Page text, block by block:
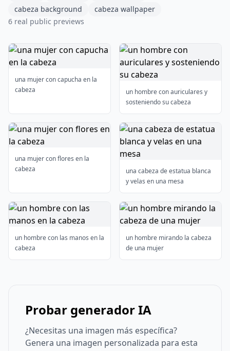
cabeza background
cabeza wallpaper
6 real public previews
una mujer con capucha en la
cabeza
un hombre con auriculares y
sosteniendo su cabeza
una mujer con flores en la
cabeza
una cabeza de estatua blanca
y velas en una mesa
un hombre con las manos en la
cabeza
un hombre mirando la cabeza
de una mujer
Probar generador IA
¿Necesitas una imagen más específica?
Genera una imagen personalizada para esta